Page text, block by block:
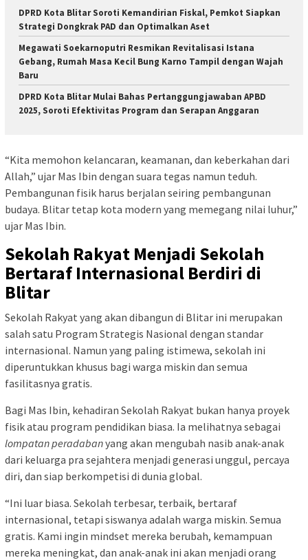
DPRD Kota Blitar Soroti Kemandirian Fiskal, Pemkot Siapkan
Strategi Dongkrak PAD dan Optimalkan Aset
Megawati Soekarnoputri Resmikan Revitalisasi Istana
Gebang, Rumah Masa Kecil Bung Karno Tampil dengan Wajah
Baru
DPRD Kota Blitar Mulai Bahas Pertanggungjawaban APBD
2025, Soroti Efektivitas Program dan Serapan Anggaran
“Kita memohon kelancaran, keamanan, dan keberkahan dari
Allah,” ujar Mas Ibin dengan suara tegas namun teduh.
Pembangunan fisik harus berjalan seiring pembangunan
budaya. Blitar tetap kota modern yang memegang nilai luhur,”
ujar Mas Ibin.
Sekolah Rakyat Menjadi Sekolah
Bertaraf Internasional Berdiri di
Blitar
Sekolah Rakyat yang akan dibangun di Blitar ini merupakan
salah satu Program Strategis Nasional dengan standar
internasional. Namun yang paling istimewa, sekolah ini
diperuntukkan khusus bagi warga miskin dan semua
fasilitasnya gratis.
Bagi Mas Ibin, kehadiran Sekolah Rakyat bukan hanya proyek
fisik atau program pendidikan biasa. Ia melihatnya sebagai
lompatan peradabanyang akan mengubah nasib anak-anak
dari keluarga pra sejahtera menjadi generasi unggul, percaya
diri, dan siap berkompetisi di dunia global.
“Ini luar biasa. Sekolah terbesar, terbaik, bertaraf
internasional, tetapi siswanya adalah warga miskin. Semua
gratis. Kami ingin mindset mereka berubah, kemampuan
mereka meningkat, dan anak-anak ini akan menjadi orang